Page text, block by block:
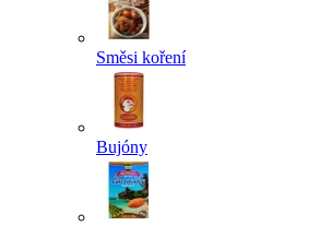
Směsi koření
Bujóny